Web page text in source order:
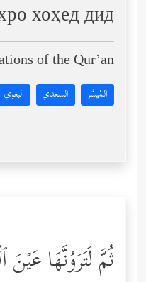
хоҳед дид
of the Qur’an:
المُيسَّر السعدي البغوي
ثُمَّ لَتَرَوُنَّهَا عَیۡنَ